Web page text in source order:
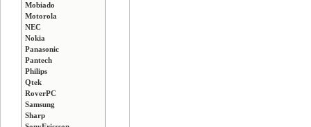
Mobiado
Motorola
NEC
Nokia
Panasonic
Pantech
Philips
Qtek
RoverPC
Samsung
Sharp